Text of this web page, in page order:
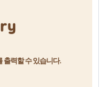
출력할 수 있습니다.